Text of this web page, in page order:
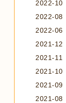
2022-10
2022-08
2022-06
2021-12
2021-11
2021-10
2021-09
2021-08